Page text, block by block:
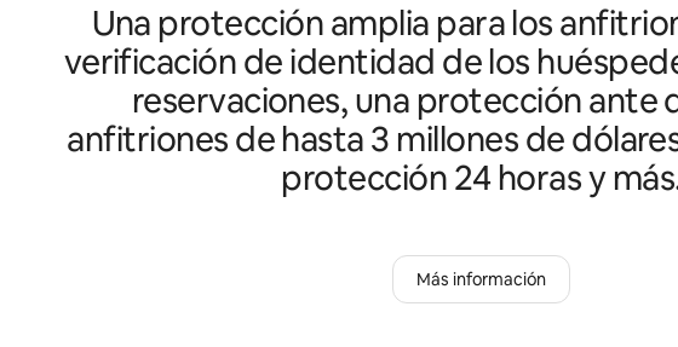
Una protección amplia para los
verificación de identidad de los
reservaciones, una protección ante
anfitriones de hasta 3 millones de
protección 24 horas y
Más información